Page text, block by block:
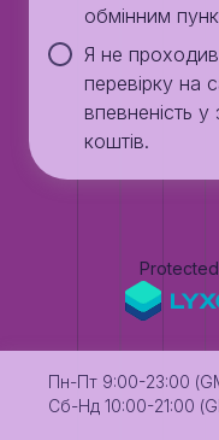
обмінним
Я не
перевірку на
впевненість
коштів.
Пн-Пт 9:00-23:00
Сб-Нд 10:00-21:00